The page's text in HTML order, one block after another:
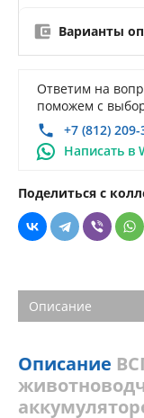
Варианты
Ответим на
поможем с
+7 (812)
Написать в
Поделиться с
Описание
Описание